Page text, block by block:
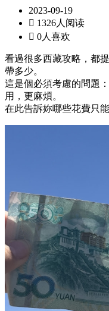
2023-09-19
 1326人阅读
 0人喜欢
看過很多西藏攻略，都
帶多少。
這是個必須考慮的問題
用，更麻煩。
在此告訴妳哪些花費只能